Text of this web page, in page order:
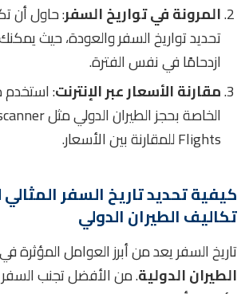
المرونة في تواريخ السفر: حاول أن
تحديد تواريخ السفر والعودة، حيث يمكنك
ازدحامًا في نفس الفترة.
مقارنة الأسعار عبر الإنترنت: استخدم
Flights للمقارنة بين الأسعار.
كيفية تحديد تاريخ السفر
تكاليف الطيران الدولي
تاريخ السفر يعد من أبرز العوامل المؤثرة
الطيران الدولية. من الأفضل تجنب